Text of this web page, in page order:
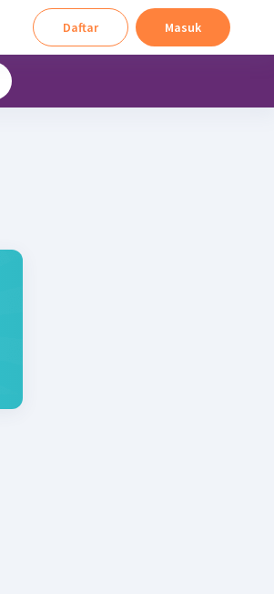
Daftar Masuk